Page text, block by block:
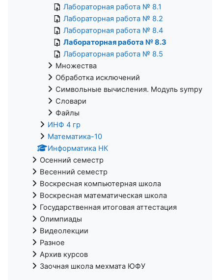
Лабораторная работа № 8.1
Лабораторная работа № 8.2
Лабораторная работа № 8.4
Лабораторная работа № 8.3
Лабораторная работа № 8.5
Множества
Обработка исключений
Символьные вычисления. Модуль sympy
Словари
Файлы
ИНФ 4 гр
Математика-10
Информатика НК
Осенний семестр
Весенний семестр
Воскресная компьютерная школа
Воскресная математическая школа
Государственная итоговая аттестация
Олимпиады
Видеолекции
Разное
Архив курсов
Заочная школа мехмата ЮФУ